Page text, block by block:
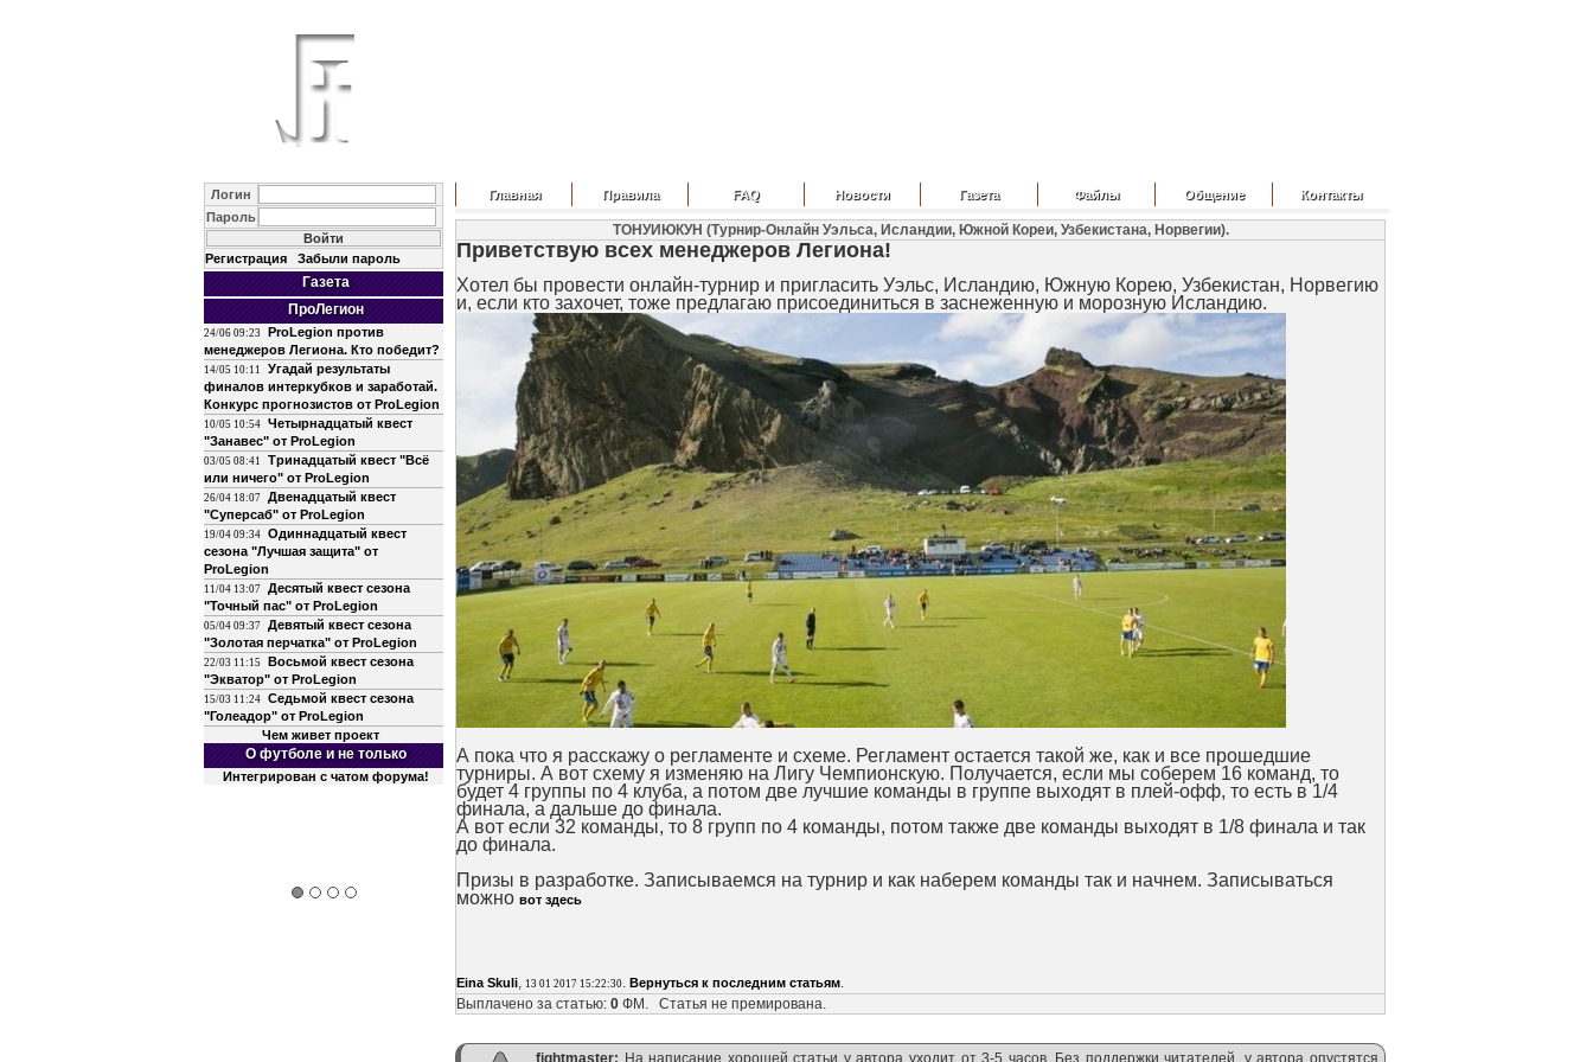
Логин
Пароль
Регистрация Забыли пароль
Газета
ПроЛегион
24/06 09:23
ProLegion против
менеджеров Легиона. Кто победит?
14/05 10:11
Угадай результаты
финалов интеркубков и заработай.
Конкурс прогнозистов от ProLegion
10/05 10:54 Четырнадцатый квест
"Занавес" от ProLegion
03/05 08:41
Тринадцатый квест "Всё
или ничего" от ProLegion
26/04 18:07 Двенадцатый квест
"Суперсаб" от ProLegion
19/04 09:34 Одиннадцатый квест
сезона "Лучшая защита" от
ProLegion
11/04 13:07 Десятый квест сезона
"Точный пас" от ProLegion
05/04 09:37 Девятый квест сезона
"Золотая перчатка" от ProLegion
22/03 11:15
Восьмой квест сезона
"Экватор" от ProLegion
15/03 11:24 Седьмой квест сезона
"Голеадор" от ProLegion
Чем живет проект
О футболе и не только
Интегрирован с чатом форума!
Главная Правила FAQ Новости Газета Файлы Общение Контакты
ТОНУИЮКУН (Турнир-Онлайн Уэльса, Исландии, Южной Кореи, Узбекистана, Норвегии).
Приветствую всех менеджеров Легиона!
Хотел бы провести онлайн-турнир и пригласить Уэльс, Исландию, Южную Корею, Узбекистан, Норвегию
и, если кто захочет, тоже предлагаю присоединиться в заснеженную и морозную Исландию.
А пока что я расскажу о регламенте и схеме. Регламент остается такой же, как и все прошедшие
турниры. А вот схему я изменяю на Лигу Чемпионскую. Получается, если мы соберем 16 команд, то
будет 4 группы по 4 клуба, а потом две лучшие команды в группе выходят в плей-офф, то есть в 1/4
финала, а дальше до финала.
А вот если 32 команды, то 8 групп по 4 команды, потом также две команды выходят в 1/8 финала и так
до финала.
Призы в разработке. Записываемся на турнир и как наберем команды так и начнем. Записываться
можно вот здесь
Eina Skuli, 13 01 2017 15:22:30. Вернуться к последним статьям.
Выплачено за статью: 0 ФМ. Статья не премирована.
fightmaster: На написание хорошей статьи у автора уходит от 3-5 часов. Без поддержки читателей, у автора опустятся